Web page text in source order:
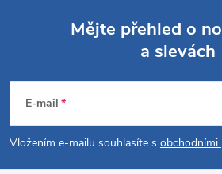
p
Mějte přehled o
a slevách
E-mail
Vložením e-mailu souhlasíte s obchodními